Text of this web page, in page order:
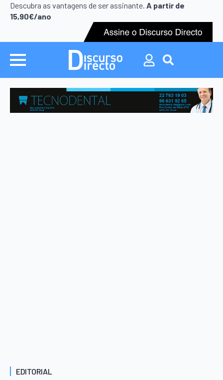
Descubra as vantagens de ser assinante. A partir de
15,90€/ano
Search
for:
Search
EDITORIAL